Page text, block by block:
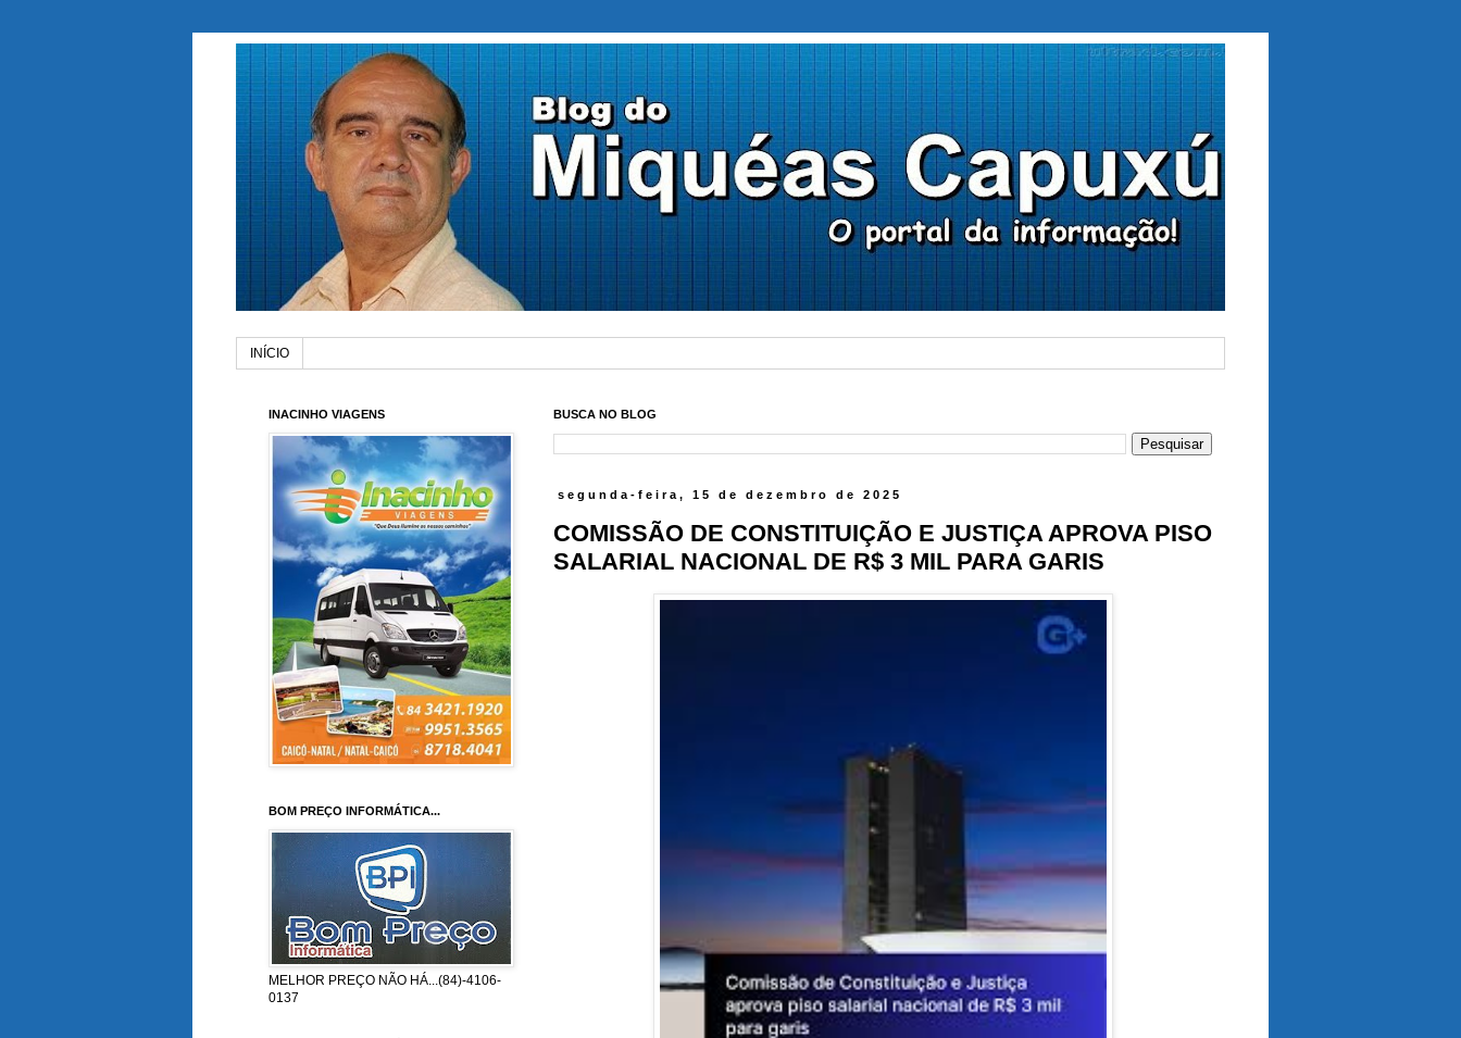
INÍCIO
BUSCA NO BLOG
segunda-feira, 15 de dezembro de 2025
COMISSÃO DE CONSTITUIÇÃO E JUSTIÇA APROVA PISO
SALARIAL NACIONAL DE R$ 3 MIL PARA GARIS
INACINHO VIAGENS
BOM PREÇO INFORMÁTICA...
MELHOR PREÇO NÃO HÁ...(84)-4106-
0137